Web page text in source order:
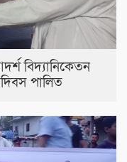
বিদ্যানিকেতন
পালিত